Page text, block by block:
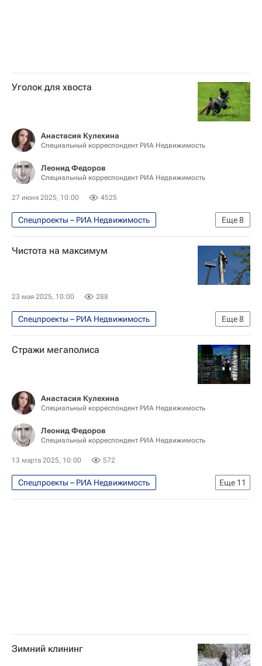
Уголок для хвоста
Анастасия Кулехина
Специальный корреспондент РИА Недвижимость
Леонид Федоров
Специальный корреспондент РИА Недвижимость
27 июня 2025, 10:00 4525
Еще8
Спецпроекты – РИА Недвижимость
Москва Сегодня: мегаполис для жизни
Городское хозяйство Москвы
Москва
Мультимедиа – РИА Недвижимость
Россия
ГБУ "Доринвест"
Город: детали – РИА Недвижимость
Чистота на максимум
23 мая 2025, 10:00 288
Еще8
Спецпроекты – РИА Недвижимость
Москва Сегодня: мегаполис для жизни
Город: детали – РИА Недвижимость
Комплекс городского хозяйства Москвы
Городская среда
Благоустройство
ЖКХ
Москва
Стражи мегаполиса
Анастасия Кулехина
Специальный корреспондент РИА Недвижимость
Леонид Федоров
Специальный корреспондент РИА Недвижимость
13 марта 2025, 10:00 572
Еще 11
Спецпроекты – РИА Недвижимость
Москва Сегодня: мегаполис для жизни
Зимний клининг